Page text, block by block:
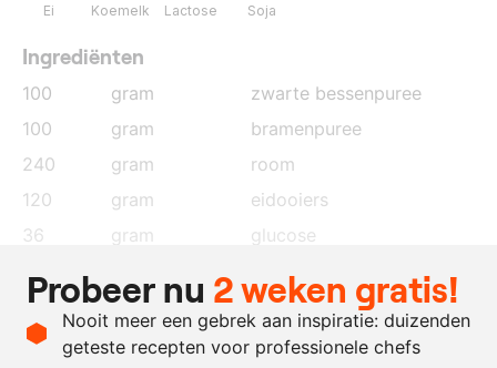
Ei Koemelk Lactose Soja
Ingrediënten
100 gram
zwarte bessenpuree
100
gram
bramenpuree
240
gram
room
120
gram
eidooiers
36
gram
glucose
5
blaadjes
gelatine, geweld in koud
water
Probeer nu 2 weken gratis!
Nooit meer een gebrek aan inspiratie: duizenden
geteste recepten voor professionele chefs